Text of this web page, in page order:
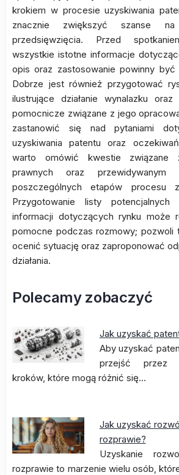
krokiem w procesie uzyskiwania
znacznie zwiększyć szanse
przedsięwzięcia. Przed
wszystkie istotne informacje
opis oraz zastosowanie powinny
Dobrze jest również przygotować
ilustrujące działanie wynalazku oraz
pomocnicze związane z jego
zastanowić się nad pytaniami
uzyskiwania patentu oraz
warto omówić kwestie związane
prawnych oraz przewidywanym
poszczególnych etapów procesu
Przygotowanie listy potencjalnych
informacji dotyczących rynku może
pomocne podczas rozmowy; pozwoli
ocenić sytuację oraz zaproponować
działania.
Polecamy zobaczyć
Jak uzyskać
Aby uzyskać
przejść przez
kroków, które mogą różnić się…
Jak uzyskać
rozprawie?
Uzyskanie
rozprawie to marzenie wielu osób,